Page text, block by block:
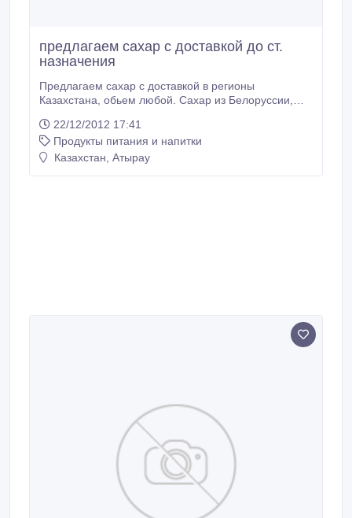
предлагаем сахар с доставкой до ст.
назначения
Предлагаем сахар с доставкой в регионы
Казахстана, обьем любой. Сахар из Белоруссии,
НДС, предусмотрены скидки зависит от обьемов.
Минимальный обьем по контракту не менее 1000
тн. Для примера есть заявка на 600 тн. ежемесячно,
22/12/2012 17:41
Продукты питания и напитки
Казахстан, Атырау